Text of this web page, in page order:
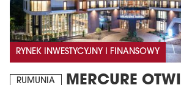
RYNEK INWESTYCYJNY I FINANSOWY
RUMUNIA
MERCURE